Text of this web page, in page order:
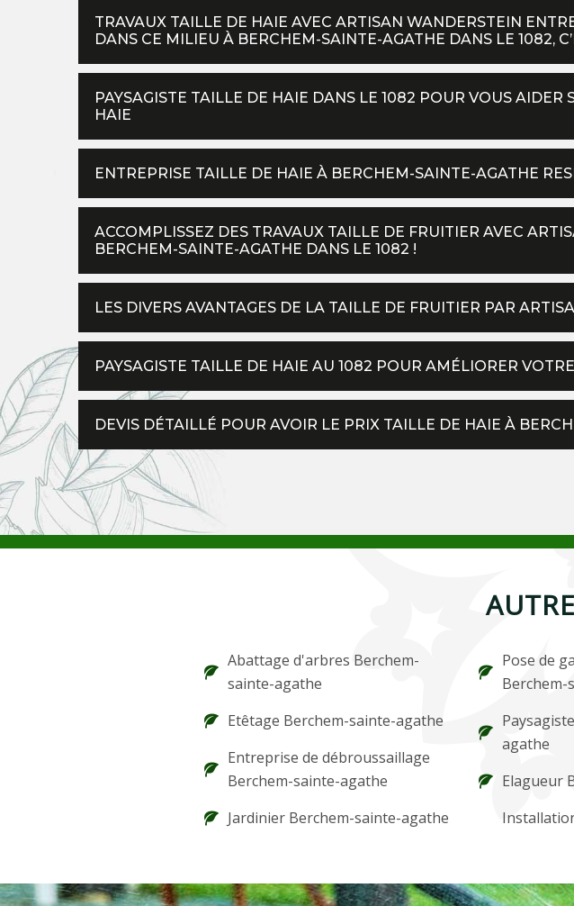
TRAVAUX TAILLE DE HAIE AVEC ARTISAN WANDERSTEIN
DANS CE MILIEU À BERCHEM-SAINTE-AGATHE DANS LE 1082,
PAYSAGISTE TAILLE DE HAIE DANS LE 1082 POUR VOUS AIDER
HAIE
ENTREPRISE TAILLE DE HAIE À BERCHEM-SAINTE-AGATHE
ACCOMPLISSEZ DES TRAVAUX TAILLE DE FRUITIER AVEC
BERCHEM-SAINTE-AGATHE DANS LE 1082 !
LES DIVERS AVANTAGES DE LA TAILLE DE FRUITIER PAR
PAYSAGISTE TAILLE DE HAIE AU 1082 POUR AMÉLIORER
DEVIS DÉTAILLÉ POUR AVOIR LE PRIX TAILLE DE HAIE À
Abattage d'arbres Berchem-
sainte-agathe
Etêtage Berchem-sainte-agathe
Entreprise de débroussaillage
Berchem-sainte-agathe
Jardinier Berchem-sainte-agathe
Pose de
Berchem-
agathe
Elagueur